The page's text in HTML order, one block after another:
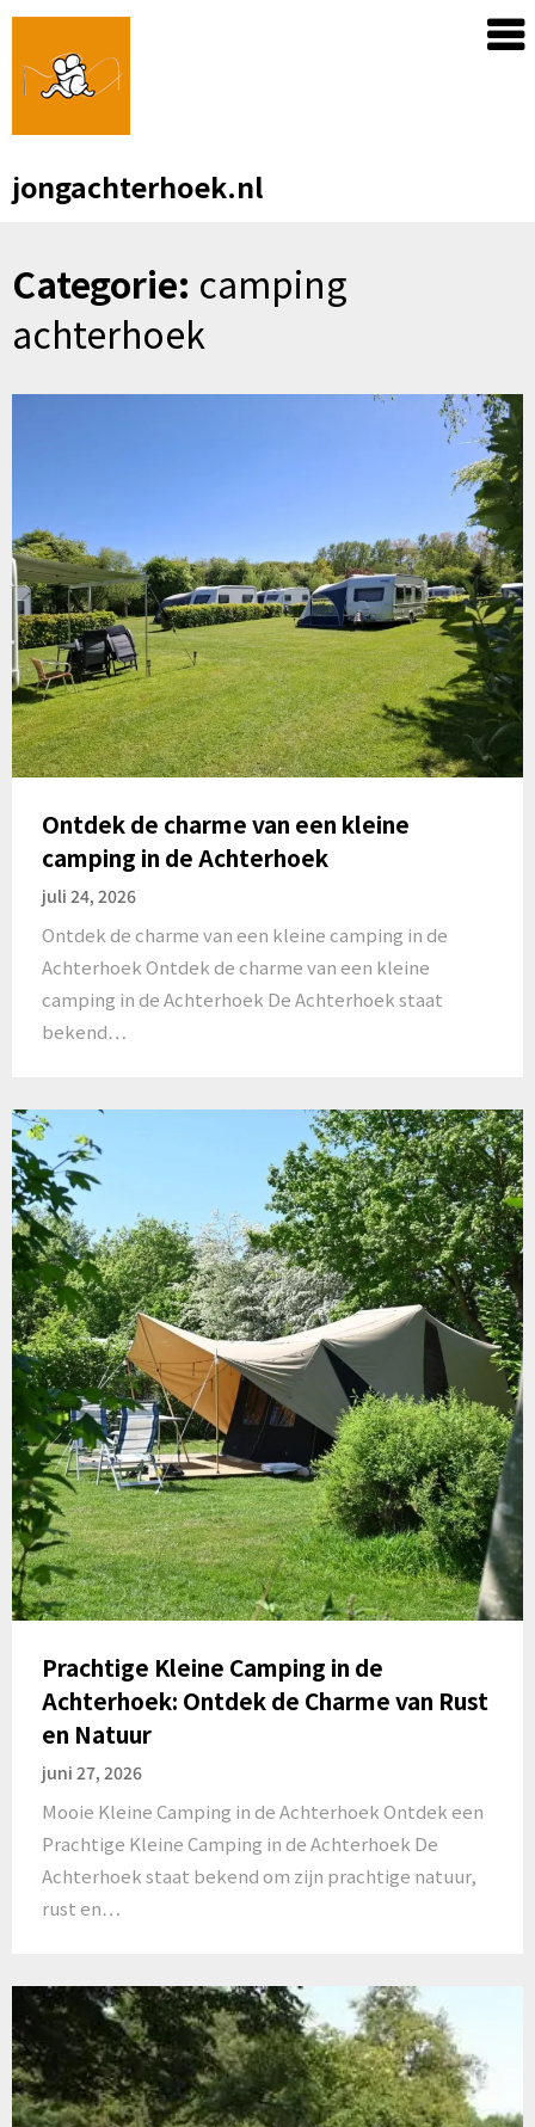
Skip
content
jongachterhoek.nl
Categorie: camping
achterhoek
Ontdek de charme van een kleine
camping in de Achterhoek
juli 24, 2026
Ontdek de charme van een kleine camping in de
Achterhoek Ontdek de charme van een kleine
camping in de Achterhoek De Achterhoek staat
bekend…
Prachtige Kleine Camping in de
Achterhoek: Ontdek de Charme van Rust
en Natuur
juni 27, 2026
Mooie Kleine Camping in de Achterhoek Ontdek een
Prachtige Kleine Camping in de Achterhoek De
Achterhoek staat bekend om zijn prachtige natuur,
rust en…